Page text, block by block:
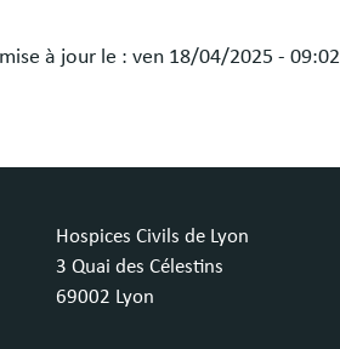
à jour le : ven 18/04/2025 - 09:02
Hospices Civils de Lyon
3 Quai des Célestins
69002 Lyon